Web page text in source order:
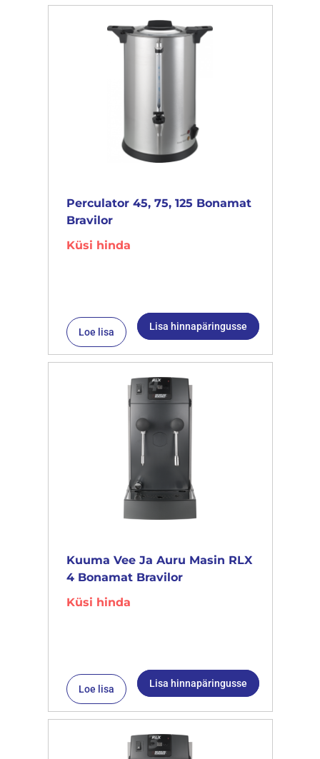
Perculator 45, 75, 125 Bonamat
Bravilor
Küsi hinda
Loe lisa Lisa hinnapäringusse
Kuuma Vee Ja Auru Masin RLX
4 Bonamat Bravilor
Küsi hinda
Loe lisa Lisa hinnapäringusse